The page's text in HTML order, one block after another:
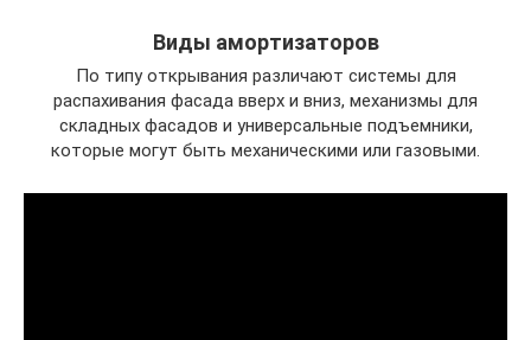
Виды амортизаторов
По типу открывания различают системы для
распахивания фасада вверх и вниз, механизмы для
складных фасадов и универсальные подъемники,
которые могут быть механическими или газовыми.